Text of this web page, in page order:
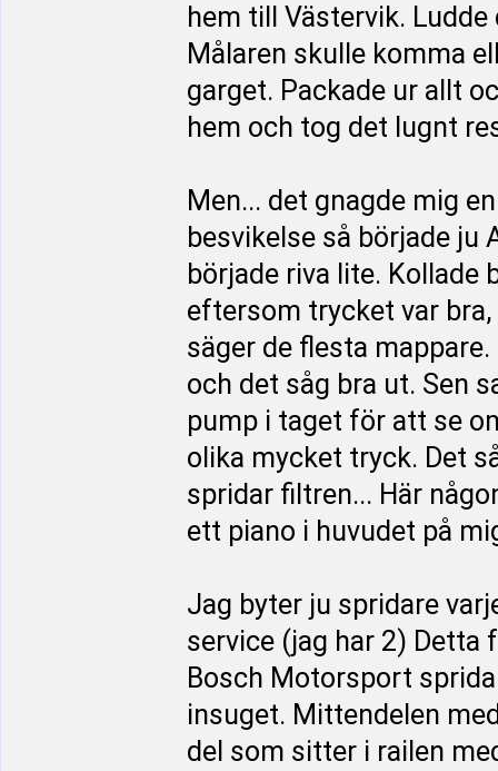
hem till Västervik.
Målaren skulle komma
garget. Packade ur allt
hem och tog det lugnt
Men... det gnagde mig
besvikelse så började ju
började riva lite. Kollade
eftersom trycket var
säger de flesta
och det såg bra ut. Sen
pump i taget för att se
olika mycket tryck. Det
spridar filtren... Här
ett piano i huvudet på
Jag byter ju spridare
service (jag har 2) Detta
Bosch Motorsport
insuget. Mittendelen
del som sitter i railen